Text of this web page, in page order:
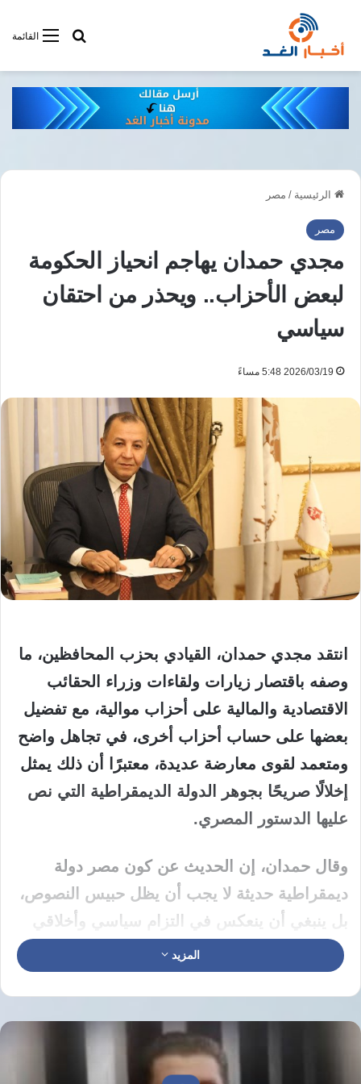
القائمةأبحت فى
الرئيسية / مصر
مصر
مجدي حمدان يهاجم انحياز الحكومة
لبعض الأحزاب.. ويحذر من احتقان
سياسي
2026/03/19 5:48 مساءً
انتقد مجدي حمدان، القيادي بحزب المحافظين، ما
وصفه باقتصار زيارات ولقاءات وزراء الحقائب
الاقتصادية والمالية على أحزاب موالية، مع تفضيل
بعضها على حساب أحزاب أخرى، في تجاهل واضح
ومتعمد لقوى معارضة عديدة، معتبرًا أن ذلك يمثل
إخلالًا صريحًا بجوهر الدولة الديمقراطية التي نص
عليها الدستور المصري.
وقال حمدان، إن الحديث عن كون مصر دولة
ديمقراطية حديثة لا يجب أن يظل حبيس النصوص،
بل ينبغي أن ينعكس في التزام سياسي وأخلاقي
يفرض على الحكومة التعامل مع جميع القوى
السياسية على قدم المساواة دون تمييز أو إقصاء،
طرف واحد؟ وأين هي في تغييب المعارضة التي
تمثل شريحة معتبرة من المجتمع؟”.بحسب موقع
المزيد